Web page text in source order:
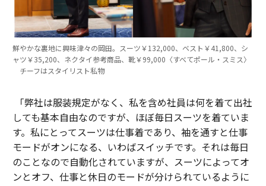
鮮やかな裏地に興味津々の岡田。スーツ￥132,000、ベスト￥41,800、シ
ャツ￥35,200、ネクタイ参考商品、靴￥99,000〈すべてポール・スミス〉
チーフはスタイリスト私物
「弊社は服装規定がなく、私を含め社員は何を着て出社
しても基本自由なのですが、ほぼ毎日スーツを着ていま
す。私にとってスーツは仕事着であり、袖を通すと仕事
モードがオンになる、いわばスイッチです。それは毎日
のことなので自動化されていますが、スーツによってオ
ンとオフ、仕事と休日のモードが分けられているように